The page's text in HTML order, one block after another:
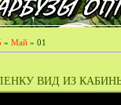
» Май » 01
ВИД ИЗ КАБИНЫ